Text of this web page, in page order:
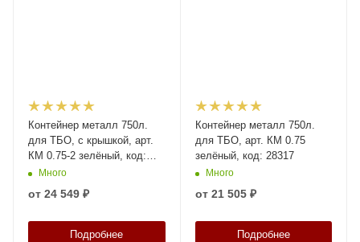
Контейнер металл 750л.
для ТБО, с крышкой, арт.
КМ 0.75-2 зелёный, код:
28318
Много
от 24 549 ₽
Подробнее
Контейнер металл 750л.
для ТБО, арт. КМ 0.75
зелёный, код: 28317
Много
от 21 505 ₽
Подробнее